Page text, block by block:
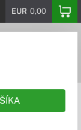
EUR 0,00